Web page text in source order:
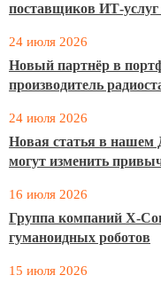
поставщиков ИТ-
24 июля 2026
Новый партнёр в
производитель
24 июля 2026
Новая статья в нашем
могут изменить
16 июля 2026
Группа компаний X-
гуманоидных роботов
15 июля 2026